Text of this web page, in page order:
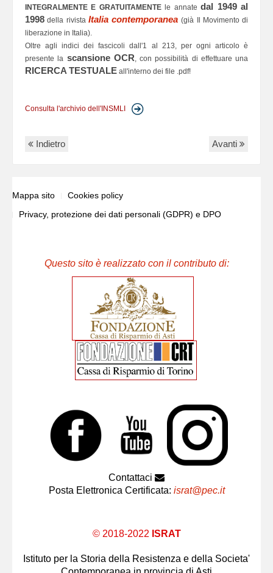
INTEGRALMENTE E GRATUITAMENTE le annatedal 1949 al
1998 della rivista Italia contemporanea(già Il Movimento di
liberazione in Italia).
Oltre agli indici dei fascicoli dall'1 al 213, per ogni articolo è
presente la scansione OCR , con possibilità di effettuare una
RICERCA TESTUALE all'interno dei file .pdf!
Consulta l'archivio dell'INSMLI
Indietro Avanti
Mappa sito
Cookies policy
Privacy, protezione dei dati personali (GDPR) e DPO
Questo sito è realizzato con il contributo di:
Contattaci
Posta Elettronica Certificata: israt@pec.it
© 2018-2022 ISRAT
Istituto per la Storia della Resistenza e della Societa'